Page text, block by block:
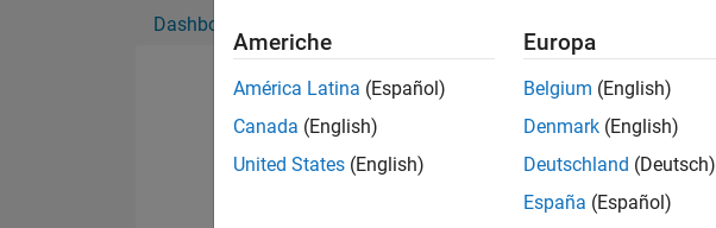
Dashboard
Please
Americhe
América Latina (Español)
Canada (English)
United States (English)
Europa
Belgium (English)
Denmark (English)
Deutschland (Deutsch)
España (Español)